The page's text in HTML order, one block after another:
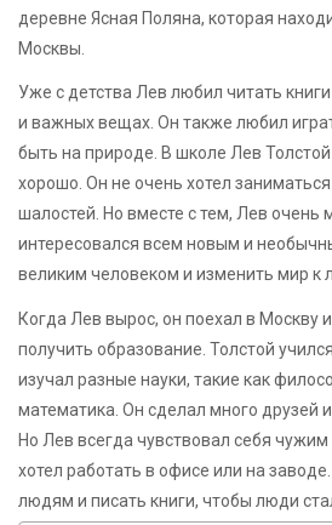
деревне Ясная Поляна, которая
Москвы.
Уже с детства Лев любил читать
и важных вещах. Он также любил
быть на природе. В школе Лев
хорошо. Он не очень хотел
шалостей. Но вместе с тем, Лев очень
интересовался всем новым и
великим человеком и изменить мир к
Когда Лев вырос, он поехал в Москву
получить образование. Толстой
изучал разные науки, такие как
математика. Он сделал много друзей
Но Лев всегда чувствовал себя
хотел работать в офисе или на
людям и писать книги, чтобы люди